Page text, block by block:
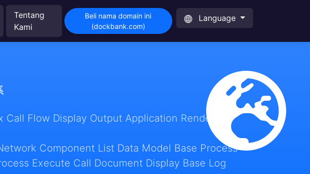
Tentang
Kami
Beli nama domain ini
(dockbank.com)
Language
Flow Display Output Application Render
Component List Data Model Base Process
Execute Call Document Display Base Log